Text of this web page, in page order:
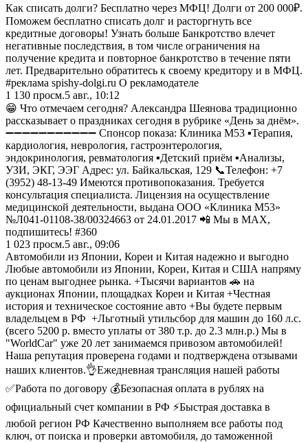
Как списать долги? Бесплатно через МФЦ! Долги от 200 000₽.
Поможем бесплатно списать долг и расторгнуть все
кредитные договоры! Узнать больше Банкротство влечет
негативные последствия, в том числе ограничения на
получение кредита и повторное банкротство в течение пяти
лет. Предварительно обратитесь к своему кредитору и в МФЦ.
#реклама spishy-dolgi.ru О рекламодателе
1 130 просм.5 авг., 10:12
😁 Что отмечаем сегодня? Александра Шеянова традиционно
рассказывает о праздниках сегодня в рубрике «День за днём».
➖➖➖➖➖➖➖➖➖➖➖ Спонсор показа: Клиника М53 ▪️Терапия,
кардиология, неврология, гастроэнтерология,
эндокринология, ревматология ▪️Детский приём ▪️Анализы,
УЗИ, ЭКГ, ЭЭГ Адрес: ул. Байкальская, 129 📞Телефон: +7
(3952) 48-13-49 Имеются противопоказания. Требуется
консультация специалиста. Лицензия на осуществление
медицинской деятельности, выдана ООО «Клиника М53»
№Л041-01108-38/00324663 от 24.01.2017 📲 Мы в MAX,
подпишитесь! #360
1 023 просм.5 авг., 09:06
Автомобили из Японии, Кореи и Китая надежно и выгодно
Любые автомобили из Японии, Кореи, Китая и США напряму
по ценам выгоднее рынка. +Тысячи вариантов 🚗 на
аукционах Японии, площадках Кореи и Китая +Честная
история и техническое состояние авто +Вы будете первым
владельцем в РФ +Льготный утильсбор для машин до 160 л.с.
(всего 5200 р. вместо уплаты от 380 т.р. до 2.3 млн.р.) Мы в
"WorldCar" уже 20 лет занимаемся привозом автомобилей!
Наша репутация проверена годами и подтверждена отзывами
наших клиентов.👌Ежедневная трансляция нашей работы
✅Работа по договору 💰Безопасная оплата в рублях на
официальный счет компании в РФ ⚡Быстрая доставка в
любой регион РФ Качественно выполняем все работы под
ключ, от поиска и проверки автомобиля, до таможенной